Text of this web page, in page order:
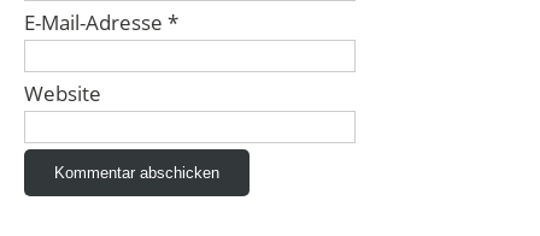
E-Mail-Adresse *
Website